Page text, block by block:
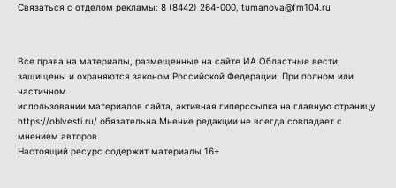
Связаться с отделом рекламы: 8 (8442) 264-000 , tumanova@fm104.ru
Все права на материалы, размещенные на сайте ИА Областные вести,
защищены и охраняются законом Российской Федерации. При полном или
частичном
использовании материалов сайта, активная гиперссылка на главную страницу
https://oblvesti.ru/ обязательна.Мнение редакции не всегда совпадает с
мнением авторов.
Настоящий ресурс содержит материалы 16+